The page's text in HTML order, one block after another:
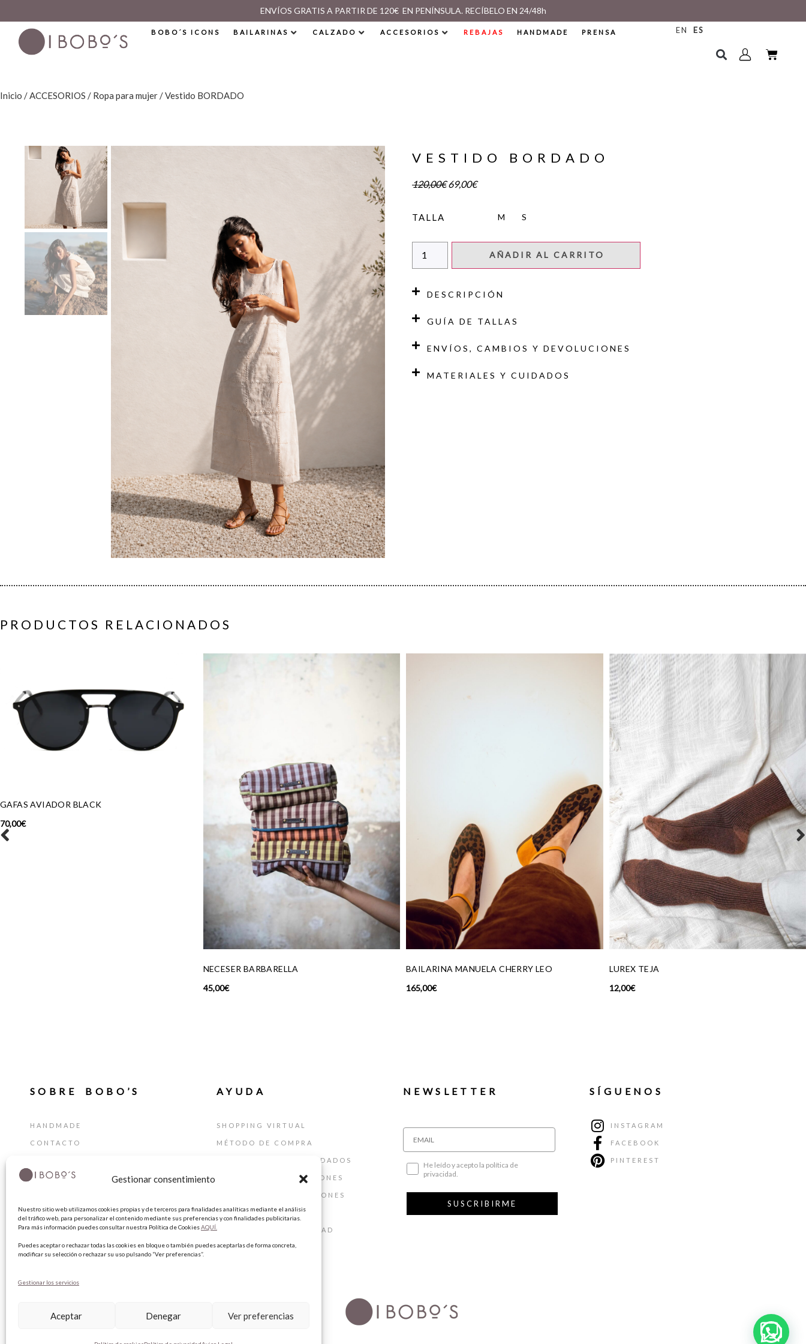
Gestionar consentimiento
Nuestro sitio web utilizamos cookies propias y de terceros para finalidades analíticas mediante el análisis
del tráfico web, para personalizar el contenido mediante sus preferencias y con finalidades publicitarias.
Para más información puedes consultar nuestra Política de CookiesAQUÍ.
Puedes aceptar o rechazar todas las cookies en bloque o también puedes aceptarlas de forma concreta,
modificar su selección o rechazar su uso pulsando “Ver preferencias”.
Gestionar los servicios
Aceptar Denegar Ver preferencias
ENVÍOS GRATIS A PARTIR DE 120€ EN PENÍNSULA. RECÍBELO EN 24/48h
BOBO´S ICONS BAILARINAS CALZADO ACCESORIOS REBAJAS HANDMADE PRENSA EN ES
Inicio /ACCESORIOS / Ropa para mujer/ Vestido BORDADO
VESTIDO BORDADO
120,00€ 69,00€
TALLA M S
AÑADIR AL CARRITO
DESCRIPCIÓN
GUÍA DE TALLAS
ENVÍOS, CAMBIOS Y DEVOLUCIONES
MATERIALES Y CUIDADOS
PRODUCTOS RELACIONADOS
BAILARINA MANUELA CHERRY LEO
165,00€
LUREX TEJA
12,00€
GAFAS GRADUADAS AUDREY BURGUNDY
55,00€
SOBRE BOBO’S
HANDMADE
CONTACTO
TARJETA REGALO
AYUDA
SHOPPING VIRTUAL
MÉTODO DE COMPRA
GUÍA DE TALLAS Y CUIDADOS
CAMBIOS Y DEVOLUCIONES
TÉRMINIOS Y CONDICIONES
AVISO LEGAL
POLÍTICA DE PRIVACIDAD
POLÍTICA DE COOKIES
NEWSLETTER
He leído y acepto la política de
privacidad.
SUSCRIBIRME
SÍGUENOS
INSTAGRAM
FACEBOOK
PINTEREST